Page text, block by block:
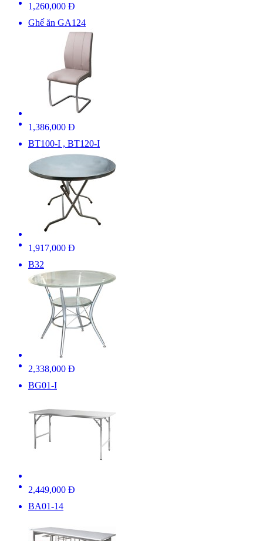
1,260,000 Đ
Ghế ăn GA124
1,386,000 Đ
BT100-I , BT120-I
1,917,000 Đ
B32
2,338,000 Đ
BG01-I
2,449,000 Đ
BA01-14